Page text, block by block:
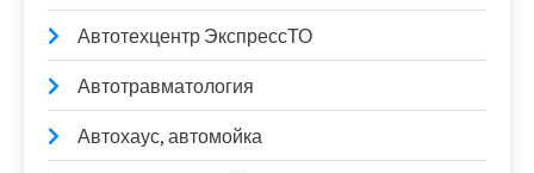
Автотехцентр ЭкспрессТО
Автотравматология
Автохаус, автомойка